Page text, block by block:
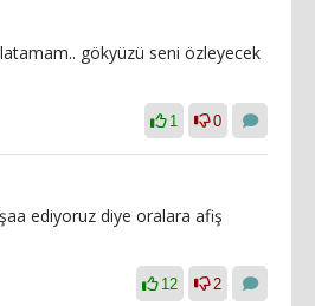
gökyüzü seni özleyecek
1 0
ediyoruz diye oralara afiş
12 2